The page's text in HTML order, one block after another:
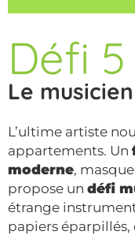
Défi 5
Le
L’ultime artiste
appartements. Un
moderne,
propose un défi
étrange
papiers éparpillés,